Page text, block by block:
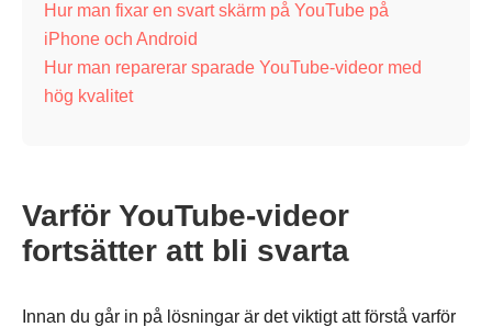
Hur man fixar en svart skärm på YouTube på
iPhone och Android
Hur man reparerar sparade YouTube-videor med
hög kvalitet
Varför YouTube-videor
fortsätter att bli svarta
Innan du går in på lösningar är det viktigt att förstå varför